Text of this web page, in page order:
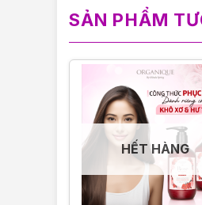
Bước 1: LẮC: Lắc
Bước 2: XỊT:
xịt cách xa chân
Bước 3: MÁT –
Bước 4: TẠO
mái tóc của bạn
SẢN PHẨM
HẾT HÀNG